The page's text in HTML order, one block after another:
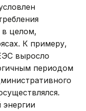
в целом,
К примеру,
выросло
периодом